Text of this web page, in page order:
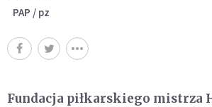
PAP / pz
Fundacja piłkarskiego mistrza